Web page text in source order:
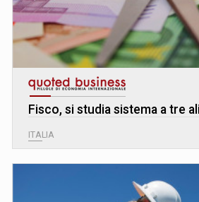
Fisco, si studia sistema a tre
ITALIA